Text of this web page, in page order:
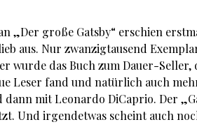
„Der große Gatsby“ erschien
aus. Nur zwanzigtausend
wurde das Buch zum Dauer-Seller,
Leser fand und natürlich auch
mit Leonardo DiCaprio. Der
Und irgendetwas scheint auch